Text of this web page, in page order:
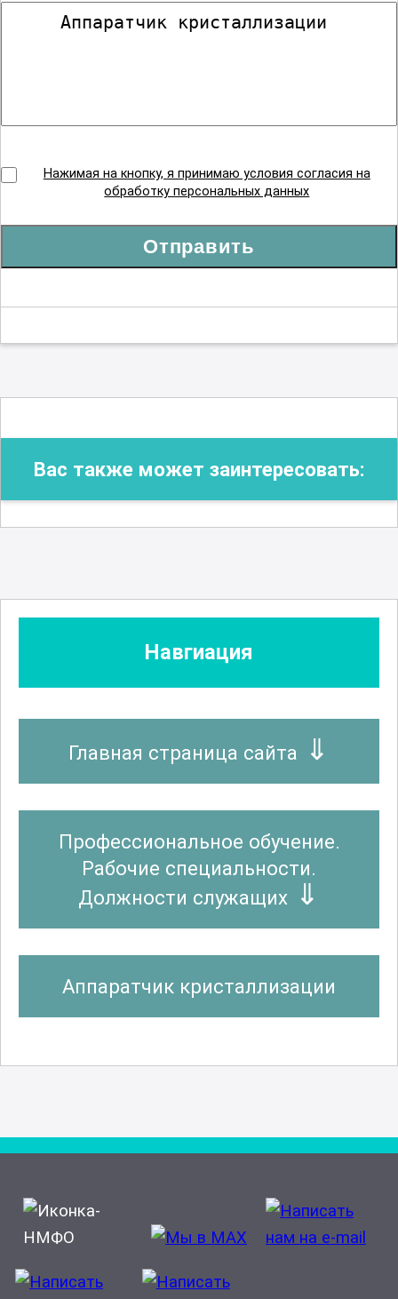
Нажимая на кнопку, я принимаю условия согласия на
обработку персональных данных
Отправить
Вас также может заинтересовать:
Навгиация
Главная страница сайта
Профессиональное обучение.
Рабочие специальности.
Должности служащих
Аппаратчик кристаллизации